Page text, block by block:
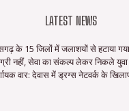
LATEST NEWS
के 15 जिलों में जलाशयों से हटाया
नहीं, सेवा का संकल्प लेकर निकले युवा
वार: देवास में ड्रग्स नेटवर्क के